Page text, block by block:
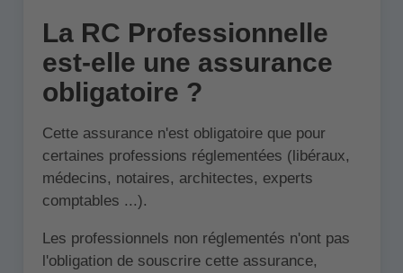
La RC Professionnelle
est-elle une assurance
obligatoire ?
Cette assurance n'est obligatoire que pour
certaines professions réglementées (libéraux,
médecins, notaires, architectes, experts
comptables ...).
Les professionnels non réglementés n'ont pas
l'obligation de souscrire cette assurance,